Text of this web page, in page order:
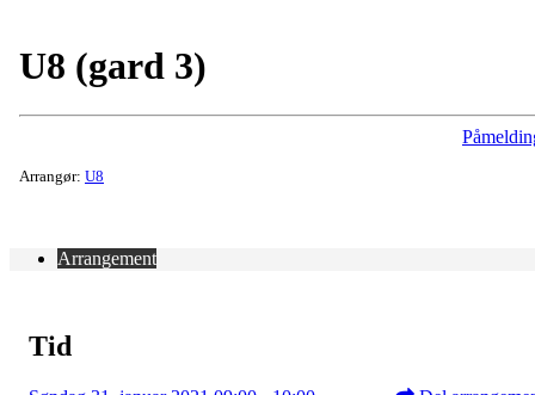
U8 (gard 3)
Arrangør: U8
Arrangement
Tid